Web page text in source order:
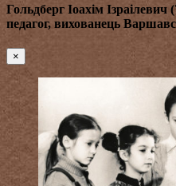
Гольдберг Іоахім Ізраілевич
педагог, вихованець
×